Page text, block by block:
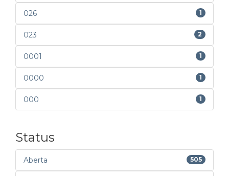
026 1
023 2
0001 1
0000 1
000 1
Status
Aberta 505